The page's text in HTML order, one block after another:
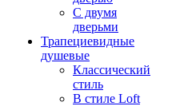
С двумя
дверьми
Трапециевидные
душевые
Классический
стиль
В стиле Loft